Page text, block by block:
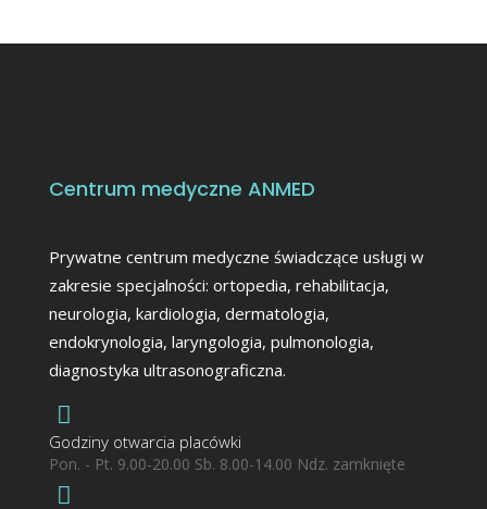
Centrum medyczne ANMED
Prywatne centrum medyczne świadczące usługi w
zakresie specjalności: ortopedia, rehabilitacja,
neurologia, kardiologia, dermatologia,
endokrynologia, laryngologia, pulmonologia,
diagnostyka ultrasonograficzna.
Godziny otwarcia placówki
Pon. - Pt. 9.00-20.00 Sb. 8.00-14.00 Ndz. zamknięte